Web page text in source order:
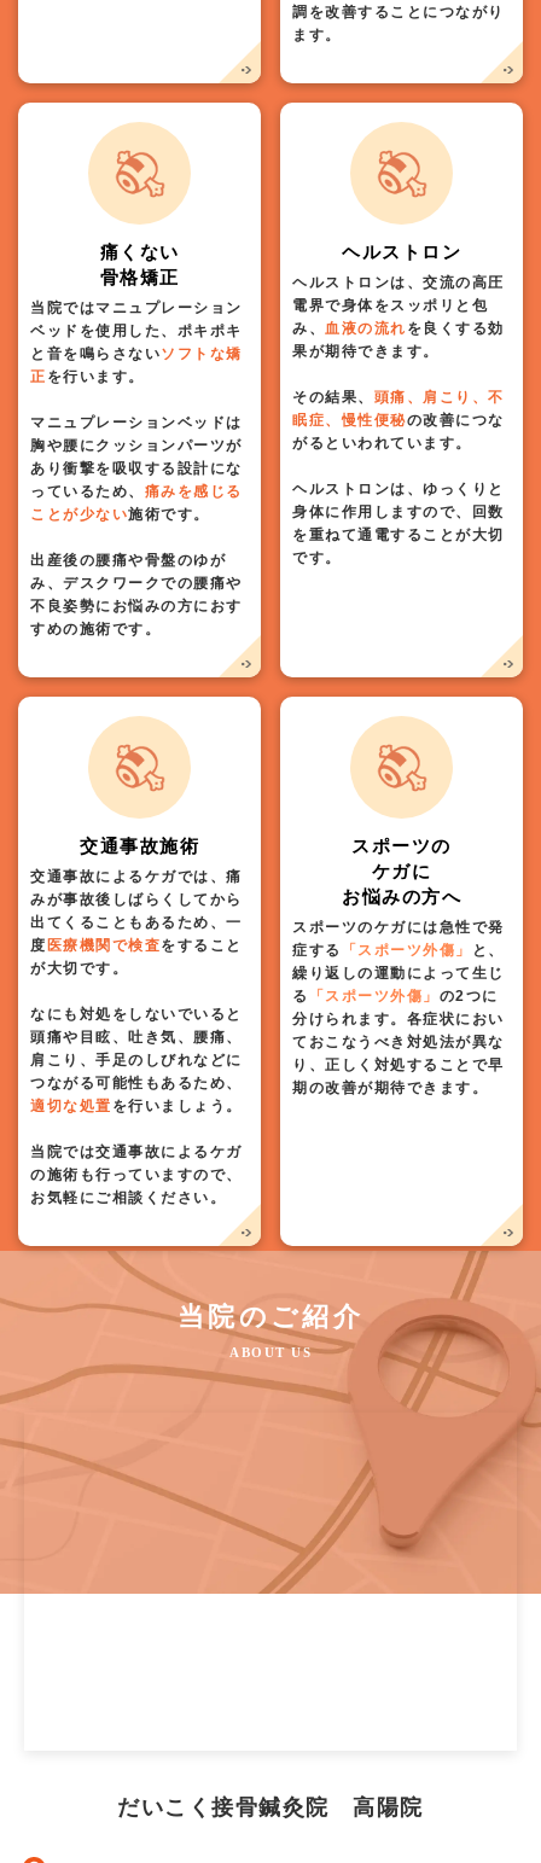
調を改善することにつながり
ます。
痛くない
骨格矯正
当院ではマニュプレーション
ベッドを使用した、ポキポキ
と音を鳴らさないソフトな矯
正 を行います。
マニュプレーションベッドは
胸や腰にクッションパーツが
あり衝撃を吸収する設計にな
っているため、 痛みを感じる
ことが少ない施術です。
出産後の腰痛や骨盤のゆが
み、デスクワークでの腰痛や
不良姿勢にお悩みの方におす
すめの施術です。
ヘルストロン
ヘルストロンは、交流の高圧
電界で身体をスッポリと包
み、 血液の流れ を良くする効
果が期待できます。
その結果、 頭痛、肩こり、不
眠症、慢性便秘の改善につな
がるといわれています。
ヘルストロンは、ゆっくりと
身体に作用しますので、回数
を重ねて通電することが大切
です。
交通事故施術
交通事故によるケガでは、痛
みが事故後しばらくしてから
出てくることもあるため、一
度 医療機関で検査をすること
が大切です。
なにも対処をしないでいると
頭痛や目眩、吐き気、腰痛、
肩こり、手足のしびれなどに
つながる可能性もあるため、
適切な処置 を行いましょう。
当院では交通事故によるケガ
の施術も行っていますので、
お気軽にご相談ください。
スポーツの
ケガに
お悩みの方へ
スポーツのケガには急性で発
症する
「スポーツ外傷」
と、
繰り返しの運動によって生じ
る
「スポーツ外傷」 の2つに
分けられます。各症状におい
ておこなうべき対処法が異な
り、正しく対処することで早
期の改善が期待できます。
当院のご紹介
ABOUT US
だいこく接骨鍼灸院 高陽院